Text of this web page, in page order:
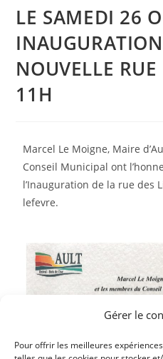
Gérer le
Pour offrir les meilleures
LE SAMEDI 26
NOUVELLE
11H
Marcel Le Moigne, Maire
Conseil Municipal ont
l’Inauguration de la rue des
lefevre.